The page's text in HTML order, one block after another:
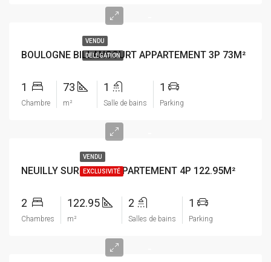
VENDU
DELEGATION
BOULOGNE BILLANCOURT APPARTEMENT 3P 73M²
1
Chambre
73
m²
1
Salle de bains
1
Parking
VENDU
EXCLUSIVITÉ
NEUILLY SUR SEINE APPARTEMENT 4P 122.95M²
2
Chambres
122.95
m²
2
Salles de bains
1
Parking